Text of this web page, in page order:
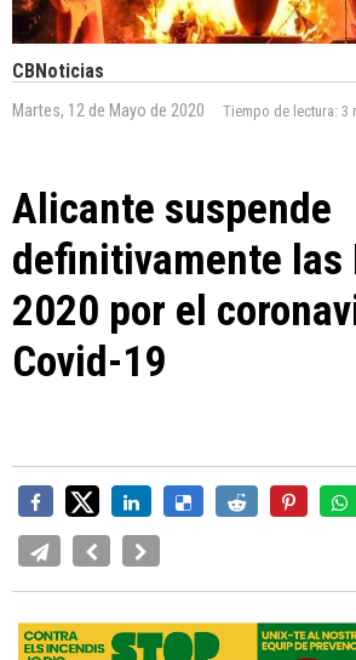
CBNoticias
Martes, 12 de Mayo de 2020 Tiempo de lectura: 3
Alicante suspende
definitivamente las
2020 por el
Covid-19